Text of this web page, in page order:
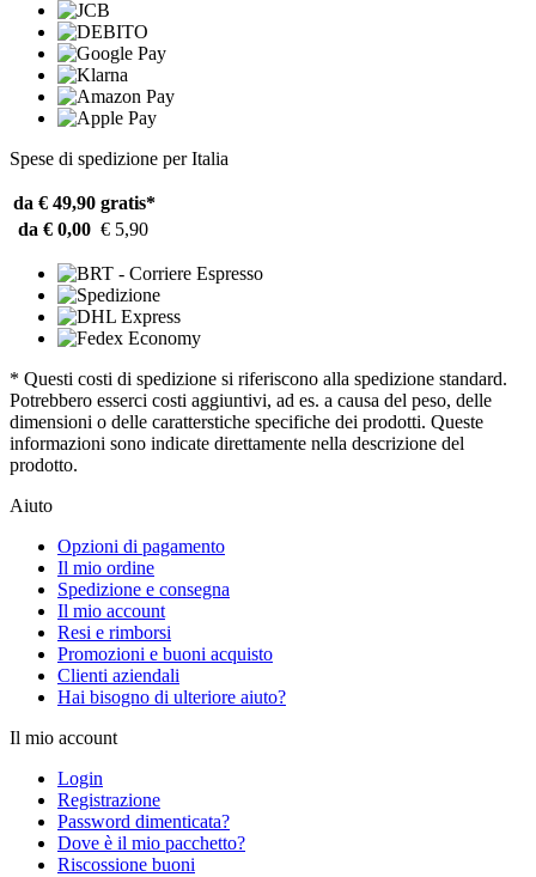
Spese di spedizione per Italia
da € 49,90 gratis*
da € 0,00 € 5,90
* Questi costi di spedizione si riferiscono alla spedizione standard.
Potrebbero esserci costi aggiuntivi, ad es. a causa del peso, delle
dimensioni o delle caratterstiche specifiche dei prodotti. Queste
informazioni sono indicate direttamente nella descrizione del
prodotto.
Aiuto
Opzioni di pagamento
Il mio ordine
Spedizione e consegna
Il mio account
Resi e rimborsi
Promozioni e buoni acquisto
Clienti aziendali
Hai bisogno di ulteriore aiuto?
Il mio account
Login
Registrazione
Password dimenticata?
Dove è il mio pacchetto?
Riscossione buoni